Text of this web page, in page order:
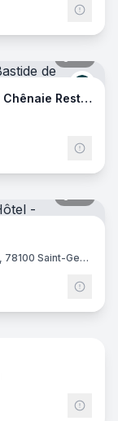
Logis Hôtel la Bastide de Grignan et la Chênaie Restaurant
1 Av. du Président John Fitzgerald Kennedy, 78100 Saint-Germain-en-Laye
17
29